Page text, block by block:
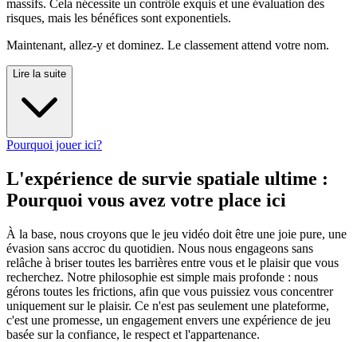
massifs. Cela nécessite un contrôle exquis et une évaluation des
risques, mais les bénéfices sont exponentiels.
Maintenant, allez-y et dominez. Le classement attend votre nom.
Lire la suite
Pourquoi jouer ici?
L'expérience de survie spatiale ultime :
Pourquoi vous avez votre place ici
À la base, nous croyons que le jeu vidéo doit être une joie pure, une
évasion sans accroc du quotidien. Nous nous engageons sans
relâche à briser toutes les barrières entre vous et le plaisir que vous
recherchez. Notre philosophie est simple mais profonde : nous
gérons toutes les frictions, afin que vous puissiez vous concentrer
uniquement sur le plaisir. Ce n'est pas seulement une plateforme,
c'est une promesse, un engagement envers une expérience de jeu
basée sur la confiance, le respect et l'appartenance.